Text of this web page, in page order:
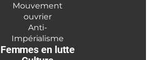
Mouvement
ouvrier
Anti-
Impérialisme
Femmes en lutte